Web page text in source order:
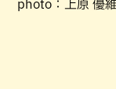
photo：上原 優